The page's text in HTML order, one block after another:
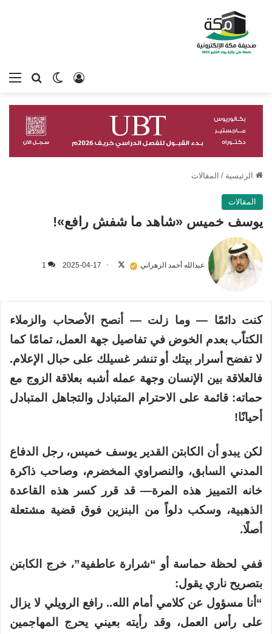
بحثالوضع
تسجيل الدخول
الرئيسية / المقالات
المقالات
يوسف خميس «شاهد ما شفش رافع»!
عبدالله أحمد الزهراني
على
2025-04-17
1
كنت دائمًا — وما زلت — أنصح الأصحاب والزملاء
الكتاّب بعدم الخوض في تفاصيل جهة العمل، تمامًا كما
لا تفضح أسرار بيتك أو تنشر غسيلك على حبال الإعلام.
فالعلاقة بين الإنسان وجهة عمله أشبه بعلاقة الزوج مع
حماته: قائمة على الاحترام المتبادل والتجاهل المتبادل
أحيانًا!
لكن يبدو أن الكابتن القدير يوسف خميس، رجل الدفاع
المدني السابق، والنصراوي المخضرم، وصاحب ذاكرة
خانه التمييز هذه المرة— قد قرر كسر هذه القاعدة
الذهبية، وسكب دلواً من البنزين فوق قضية مشتعلة
أصلًا.
ففي لحظة حماسة أو “شرارة عاطفية”، خرج الكابتن
بتصريح ناري يقول:
“أنا مسؤول عن كلامي أمام الله.. رافع الرويلي لا يزال
على رأس العمل، وقد رأيته بعيني يحرج المهاجمين